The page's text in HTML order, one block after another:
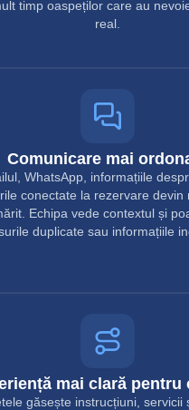
timp oaspeților care au
real.
Comunicare mai
WhatsApp, informațiile
conectate la rezervare devin
Echipa vede contextul și
duplicate sau informațiile
mai clară pentru
găsește instrucțiuni, servicii